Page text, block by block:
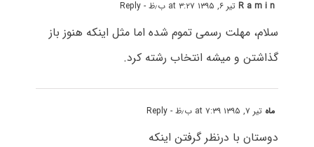
R a m i nتیر ۶, ۱۳۹۵ at ۳:۲۷ ب٫ظ - Reply
سلام، مهلت رسمی تموم شده اما مثل اینکه هنوز باز
گذاشتن و میشه انتخاب رشته کرد.
ماه تیر ۷, ۱۳۹۵ at ۷:۳۹ ب٫ظ - Reply
دوستان با درنظر گرفتن اینکه